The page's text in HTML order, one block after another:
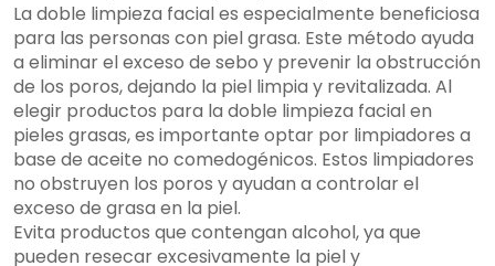
La doble limpieza facial es especialmente beneficiosa
para las personas con piel grasa. Este método ayuda
a eliminar el exceso de sebo y prevenir la obstrucción
de los poros, dejando la piel limpia y revitalizada. Al
elegir productos para la doble limpieza facial en
pieles grasas, es importante optar por limpiadores a
base de aceite no comedogénicos. Estos limpiadores
no obstruyen los poros y ayudan a controlar el
exceso de grasa en la piel.
Evita productos que contengan alcohol, ya que
pueden resecar excesivamente la piel y